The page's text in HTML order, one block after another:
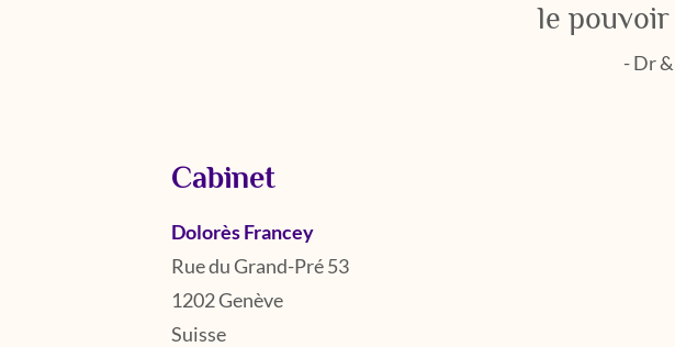
le pouvoir
- Dr
Cabinet
Dolorès Francey
Rue du Grand-Pré 53
1202 Genève
Suisse